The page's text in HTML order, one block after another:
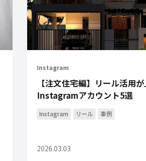
Instagram
【注文住宅編】リール活用
Instagramアカウント5選
Instagram リール 事例
2026.03.03